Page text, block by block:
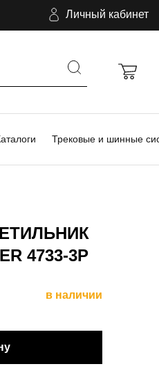
Личный кабинет
Трековые и шинные
4733-3P
в наличии